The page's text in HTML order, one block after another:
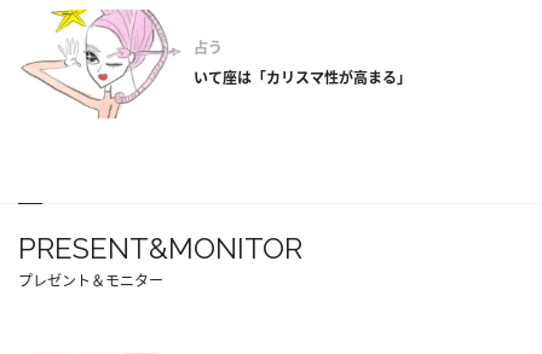
占う
いて座は「カリスマ性が高まる」
PRESENT&MONITOR
プレゼント＆モニター